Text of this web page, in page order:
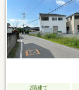
ください♪売却相談・
迅速にご対応いたしま
2階建て